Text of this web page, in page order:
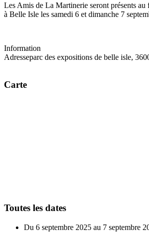
Les Amis de La Martinerie seront présents au
à Belle Isle les samedi 6 et dimanche 7
Information
Adresseparc des expositions de belle isle,
Carte
Toutes les dates
Du 6 septembre 2025 au 7 septembre